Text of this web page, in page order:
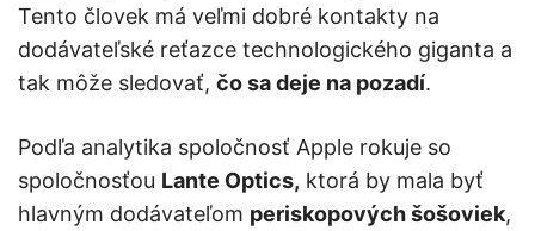
Tento človek má veľmi dobré kontakty na
dodávateľské reťazce technologického giganta a
tak môže sledovať, čo sa deje na pozadí.
Podľa analytika spoločnosť Apple rokuje so
spoločnosťou Lante Optics, ktorá by mala byť
hlavným dodávateľom periskopových šošoviek,